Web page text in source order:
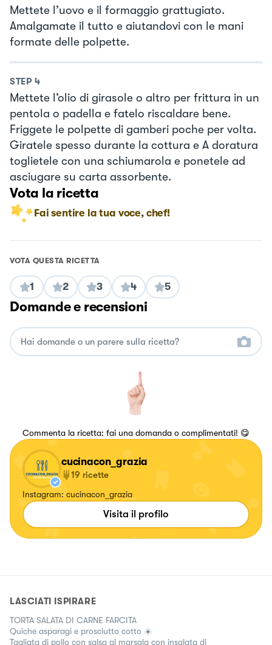
Mettete l’uovo e il formaggio grattugiato.
Amalgamate il tutto e aiutandovi con le mani
formate delle polpette.
STEP 4
Mettete l’olio di girasole o altro per frittura in un
pentola o padella e fatelo riscaldare bene.
Friggete le polpette di gamberi poche per volta.
Giratele spesso durante la cottura e A doratura
toglietele con una schiumarola e ponetele ad
asciugare su carta assorbente.
Vota la ricetta
Fai sentire la tua voce, chef!
VOTA QUESTA RICETTA
1 2 3 4 5
Domande e recensioni
Commenta la ricetta: fai una domanda o complimentati! 😋
cucinacon_grazia
19 ricette
Instagram: cucinacon_grazia
Visita il profilo
LASCIATI ISPIRARE
TORTA SALATA DI CARNE FARCITA
Quiche asparagi e prosciutto cotto ☀️
Tagliata di pollo con salsa al marsala con insalata di